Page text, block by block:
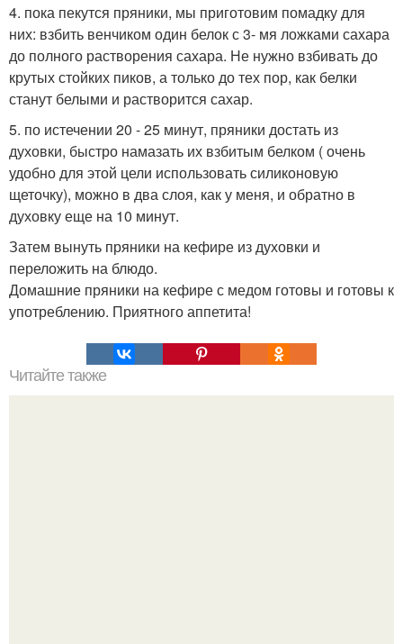
4. пока пекутся пряники, мы приготовим помадку для
них: взбить венчиком один белок с 3- мя ложками сахара
до полного растворения сахара. Не нужно взбивать до
крутых стойких пиков, а только до тех пор, как белки
станут белыми и растворится сахар.
5. по истечении 20 - 25 минут, пряники достать из
духовки, быстро намазать их взбитым белком ( очень
удобно для этой цели использовать силиконовую
щеточку), можно в два слоя, как у меня, и обратно в
духовку еще на 10 минут.
Затем вынуть пряники на кефире из духовки и
переложить на блюдо.
Домашние пряники на кефире с медом готовы и готовы к
употреблению. Приятного аппетита!
Читайте также